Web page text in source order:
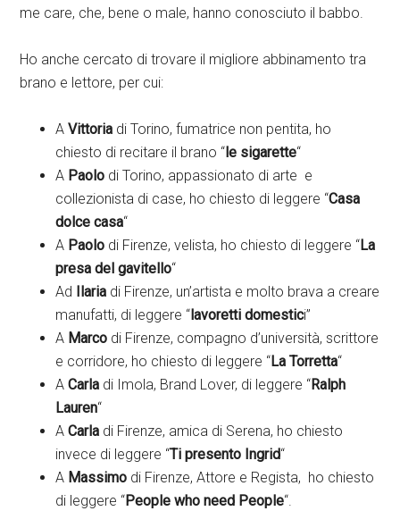
me care, che, bene o male, hanno conosciuto il babbo.
Ho anche cercato di trovare il migliore abbinamento tra
brano e lettore, per cui:
AVittoria di Torino, fumatrice non pentita, ho
chiesto di recitare il brano “ le sigarette“
A Paolo di Torino, appassionato di arte e
collezionista di case, ho chiesto di leggere “Casa
dolce casa“
A Paolo di Firenze, velista, ho chiesto di leggere “La
presa del gavitello“
Ad
Ilaria di Firenze, un’artista e molto brava a creare
manufatti, di leggere “ lavoretti domestici”
A Marco di Firenze, compagno d’università, scrittore
e corridore, ho chiesto di leggere “La Torretta“
ACarla di Imola, Brand Lover, di leggere “Ralph
Lauren“
ACarla di Firenze, amica di Serena, ho chiesto
invece di leggere “Ti presento Ingrid“
A Massimo di Firenze, Attore e Regista, ho chiesto
di leggere “People who need People“.